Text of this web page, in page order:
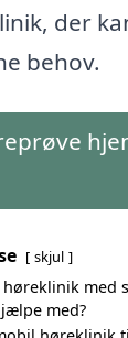
der
behov.
skjul
med
med?